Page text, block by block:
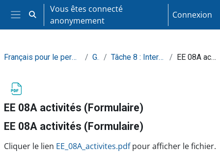
Passer au contenu principal
Panneau latéral
Activer/désactiver la saisie de recherche
Vous êtes connecté
anonymement
Connexion
Français pour le personnel en éducation à l'enfance Général Tâche 8 : Intervenir auprès des enfants EE 08A activités (Formulaire)
EE 08A activités (Formulaire)
EE 08A activités (Formulaire)
Conditions d’achèvement
Cliquer le lien EE_08A_activites.pdfpour afficher le fichier.